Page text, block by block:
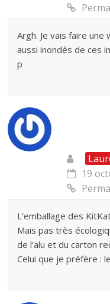
Argh. Je vais faire
aussi inondés de ces
p
19
L’emballage des
Mais pas très
de l’alu et du carton
Celui que je préfère :